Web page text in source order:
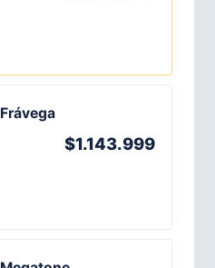
Frávega
$1.143.999